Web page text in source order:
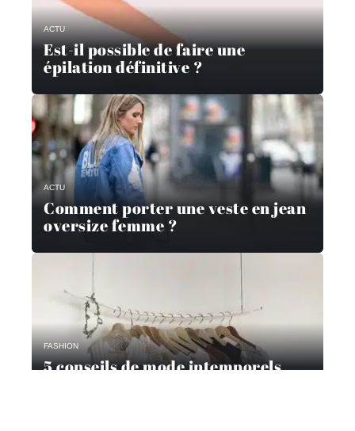
ACTU
Est-il possible de faire une
épilation définitive ?
ACTU
Comment porter une veste en jean
oversize femme ?
FASHION
5 conseils de mode intemporels